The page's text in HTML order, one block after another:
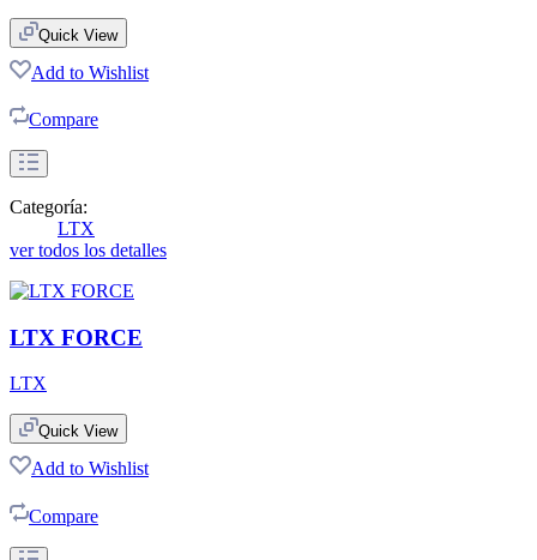
Quick View
Add to Wishlist
Compare
Categoría:
LTX
ver todos los detalles
LTX FORCE
LTX
Quick View
Add to Wishlist
Compare